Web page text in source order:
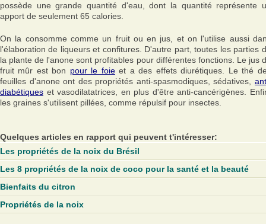
possède une grande quantité d'eau, dont la quantité représente
apport de seulement 65 calories.
On la consomme comme un fruit ou en jus, et on l'utilise aussi
l'élaboration de liqueurs et confitures. D'autre part, toutes les parties
la plante de l'anone sont profitables pour différentes fonctions. Le jus
fruit mûr est bon pour le foie et a des effets diurétiques. Le thé
feuilles d'anone ont des propriétés anti-spasmodiques, sédatives,
diabétiques et vasodilatatrices, en plus d'être anti-cancérigènes.
les graines s'utilisent pillées, comme répulsif pour insectes.
Quelques articles en rapport qui peuvent t'intéresser:
Les propriétés de la noix du Brésil
Les 8 propriétés de la noix de coco pour la santé et la beauté
Bienfaits du citron
Propriétés de la noix